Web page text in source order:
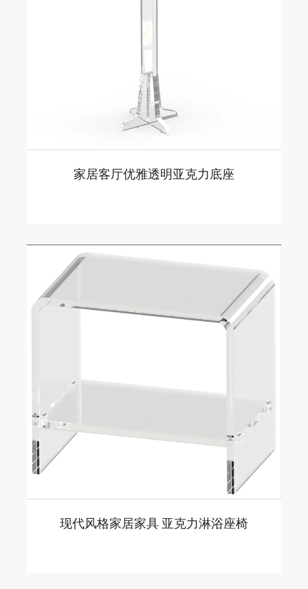
家居客厅优雅透明亚克力底座
现代风格家居家具 亚克力淋浴座椅